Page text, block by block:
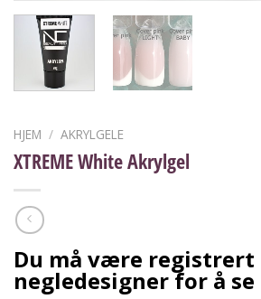
HJEM / AKRYLGELE
XTREME White Akrylgel
Du må være registrert
negledesigner for å se